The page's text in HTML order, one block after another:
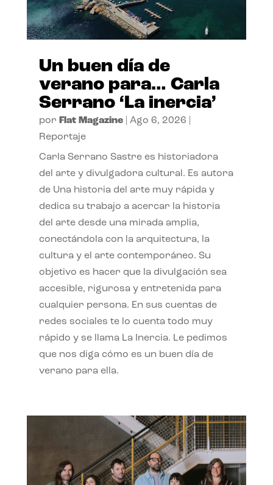
Un buen día de
verano para… Carla
Serrano ‘La inercia’
por Flat Magazine| Ago 6, 2026
Reportaje
Carla Serrano Sastre es historiadora
del arte y divulgadora cultural. Es autora
de Una historia del arte muy rápida y
dedica su trabajo a acercar la historia
del arte desde una mirada amplia,
conectándola con la arquitectura, la
cultura y el arte contemporáneo. Su
objetivo es hacer que la divulgación sea
accesible, rigurosa y entretenida para
cualquier persona. En sus cuentas de
redes sociales te lo cuenta todo muy
rápido y se llama La Inercia. Le pedimos
que nos diga cómo es un buen día de
verano para ella.